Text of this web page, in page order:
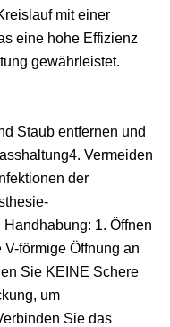
mit einer
eine hohe Effizienz
gewährleistet.
Staub entfernen und
Vermeiden
der
1. Öffnen
förmige Öffnung an
Sie KEINE Schere
um
Sie das